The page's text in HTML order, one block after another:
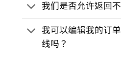
我们是否允许返回
我可以编辑我的订
线吗？